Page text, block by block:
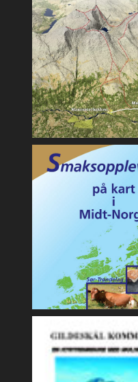
6 Summits,